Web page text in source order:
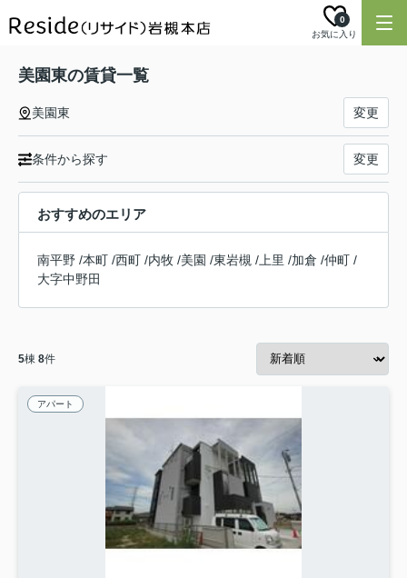
お気に入り
0
美園東の賃貸一覧
美園東 変更
条件から探す 変更
おすすめのエリア
南平野 /本町 /西町 /内牧 /美園 /東岩槻 / 上里 /加倉 /仲町 /
大字中野田
5棟 8件
アパート